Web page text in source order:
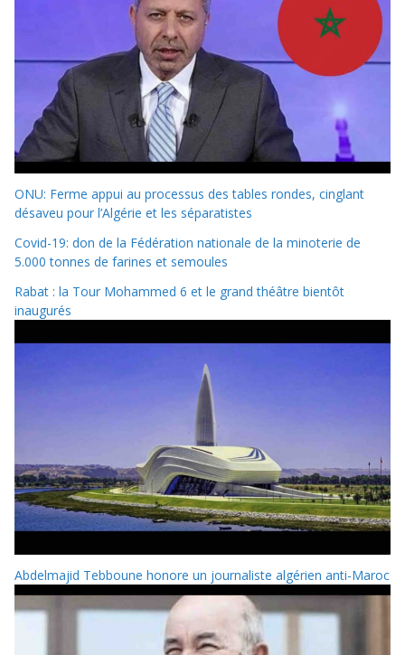
ONU: Ferme appui au processus des tables rondes, cinglant
désaveu pour l’Algérie et les séparatistes
Covid-19: don de la Fédération nationale de la minoterie de
5.000 tonnes de farines et semoules
Rabat : la Tour Mohammed 6 et le grand théâtre bientôt
inaugurés
Abdelmajid Tebboune honore un journaliste algérien anti-Maroc